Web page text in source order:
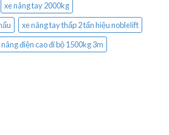
xe nâng tay 2000kg
xe nâng tay thấp 2 tấn hiệu noblelift
nâng điện cao đi bộ 1500kg 3m